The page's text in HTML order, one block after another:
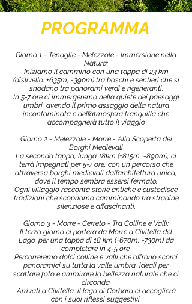
PROGRAMMA
Giorno 1 - Tenaglie - Melezzole - Immersione nella
Natura:
Iniziamo il cammino con una tappa di 23 km
(dislivello: +635m, -390m) tra boschi e sentieri che si
snodano tra panorami verdi e rigeneranti.
In 5-7 ore ci immergeremo nella quiete dei paesaggi
umbri, avendo il primo assaggio della natura
incontaminata e dell’atmosfera tranquilla che
accompagnerà tutto il viaggio
Giorno 2 - Melezzole - Morre - Alla Scoperta dei
Borghi Medievali
La seconda tappa, lunga 18km (+815m, -890m), ci
terrà impegnati per 5-7 ore, con un percorso che
attraversa borghi medievali dall’architettura unica,
dove il tempo sembra essersi fermato.
Ogni villaggio racconta storie antiche e custodisce
tradizioni che scopriamo camminando tra stradine
silenziose e affascinanti.
Giorno 3 - Morre - Cerreto - Tra Colline e Valli:
Il terzo giorno ci porterà da Morre a Civitella del
Lago, per una tappa di 18 km (+670m, -730m) da
completare in 4-5 ore.
Percorreremo dolci colline e valli che offrono scorci
panoramici su tutta la valle umbra, ideali per
scattare foto e ammirare la bellezza naturale che ci
circonda.
Arrivati a Civitella, il lago di Corbara ci accoglierà
con i suoi riflessi suggestivi.